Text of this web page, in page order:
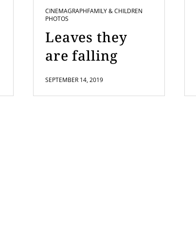
CINEMAGRAPHFAMILY & CHILDREN
PHOTOS
Leaves they
are falling
SEPTEMBER 14, 2019